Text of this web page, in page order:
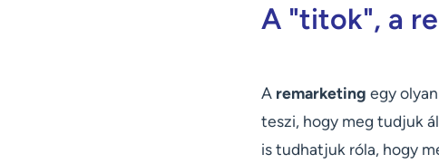
A "titok", a
A remarketing egy
teszi, hogy meg tudjuk
is tudhatjuk róla, hogy